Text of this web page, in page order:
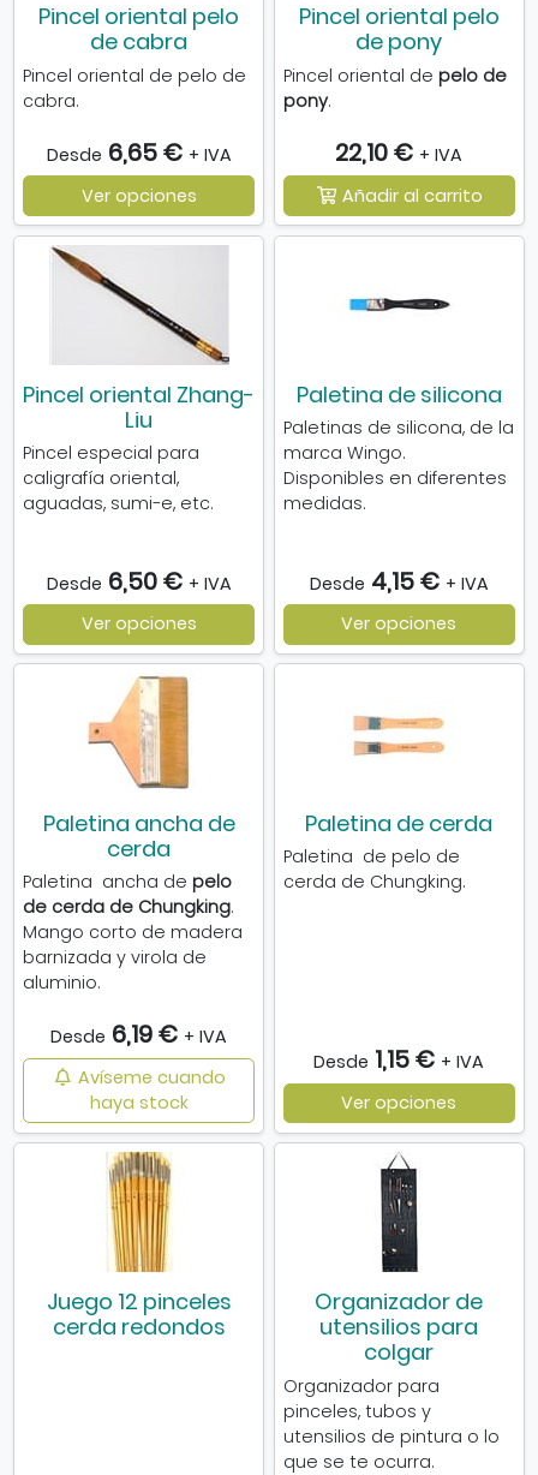
Pincel oriental pelo
de cabra
Pincel oriental de pelo de
cabra.
Desde 6,65 € + IVA
Ver opciones
Pincel oriental pelo
de pony
Pincel oriental de pelo de
pony.
22,10 € + IVA
Añadir al carrito
Pincel oriental Zhang-
Liu
Pincel especial para
caligrafía oriental,
aguadas, sumi-e, etc.
Desde 6,50 € + IVA
Ver opciones
Paletina de silicona
Paletinas de silicona, de la
marca Wingo.
Disponibles en diferentes
medidas.
Desde 4,15 € + IVA
Ver opciones
Paletina ancha de
cerda
Paletina ancha de pelo
de cerda de Chungking.
Mango corto de madera
barnizada y virola de
aluminio.
Desde 6,19 € + IVA
Avíseme cuando
haya stock
Paletina de cerda
Paletina de pelo de
cerda de Chungking.
Desde 1,15 € + IVA
Ver opciones
Juego 12 pinceles
cerda redondos
Organizador de
utensilios para
colgar
Organizador para
pinceles, tubos y
utensilios de pintura o lo
que se te ocurra.